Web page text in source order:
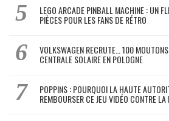
LEGO ARCADE PINBALL MACHINE : UN
PIÈCES POUR LES FANS DE RÉTRO
VOLKSWAGEN RECRUTE… 100
CENTRALE SOLAIRE EN POLOGNE
POPPINS : POURQUOI LA HAUTE
REMBOURSER CE JEU VIDÉO CONTRE LA